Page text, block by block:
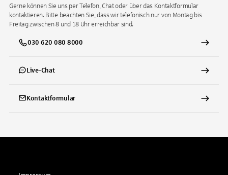
Gerne können Sie uns per Telefon, Chat oder über das Kontaktformular
kontaktieren. Bitte beachten Sie, dass wir telefonisch nur von Montag bis
Freitag zwischen 8 und 18 Uhr erreichbar sind.
030 620 080 8000
Live-Chat
Kontaktformular